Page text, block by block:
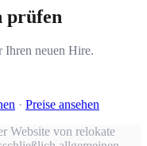
prüfen
Ihren neuen Hire.
· Preise ansehen
Website von relokate